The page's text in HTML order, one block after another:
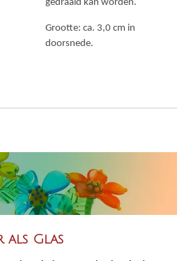
gedraaid kan worden.
Grootte: ca. 3,0 cm in
doorsnede.
als Glas